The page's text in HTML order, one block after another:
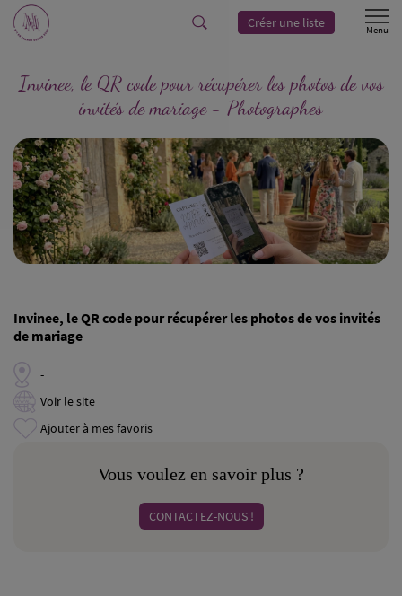
Créer une liste
Invinee, le QR code pour récupérer les photos de vos
invités de mariage - Photographes
Invinee, le QR code pour récupérer les photos de vos invités
de mariage
-
Voir le site
Ajouter à mes favoris
Vous voulez en savoir plus ?
CONTACTEZ-NOUS !